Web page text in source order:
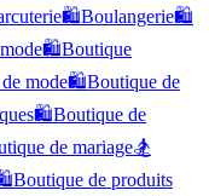
🛍️Boulangerie🛍️
🛍️Boutique
mode🛍️Boutique de
🛍️Boutique de
de mariage🏂
Boutique de produits